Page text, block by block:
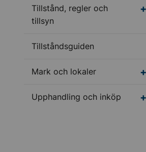
Tillstånd, regler och
tillsyn
Tillståndsguiden
Mark och lokaler
Upphandling och inköp